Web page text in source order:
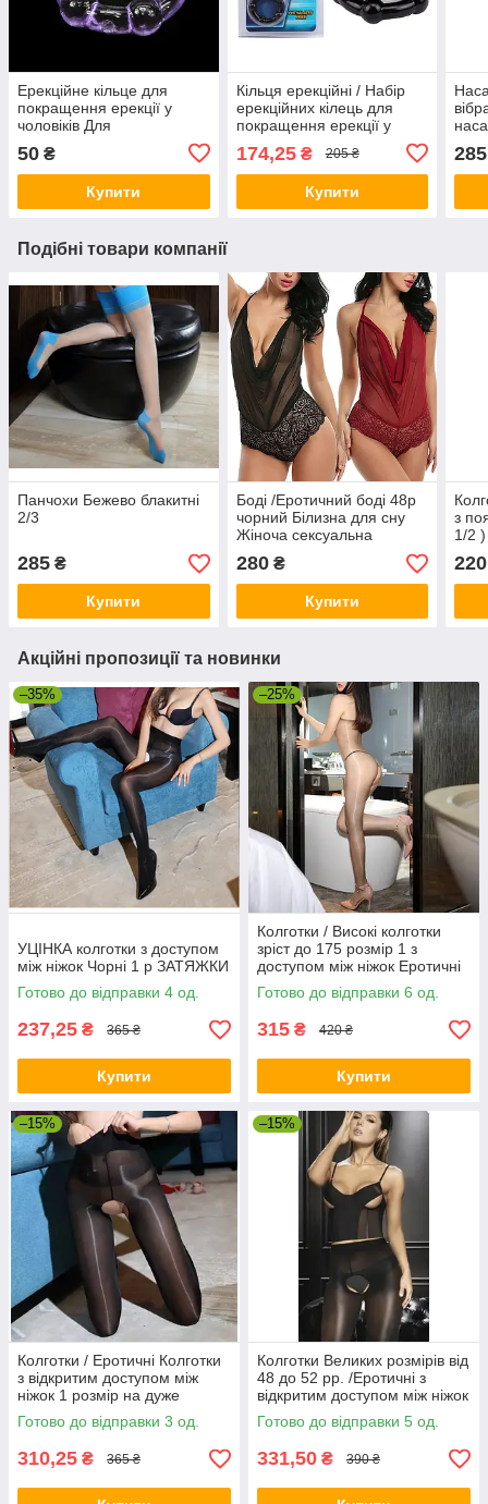
Ерекційне кільце для
покращення ерекції у
чоловіків Для
пролонгування статевого
акту
50 ₴
Купити
Кільця ерекційні / Набір
ерекційних кілець для
покращення ерекції у
пролонгування статевого
акту / Чорні
174,25₴ 205 ₴
Купити
285
Подібні товари компанії
Панчохи Бежево блакитні
2/3
285 ₴
Купити
Боді /Еротичний боді 48р
чорний Білизна для сну
Жіноча сексуальна
білизна
280₴
Купити
з
1/2
220
Акційні пропозиції та новинки
–35%
УЦІНКА колготки з доступом
між ніжок Чорні 1 р ЗАТЯЖКИ
Готово до відправки 4 од.
237,25 ₴ 365 ₴
Купити
–25%
Колготки / Високі колготки
зріст до 175 розмір 1 з
доступом між ніжок Еротичні
колготи
Готово до відправки 6 од.
315 ₴ 420 ₴
Купити
–15%
Колготки / Еротичні Колготки
з відкритим доступом між
ніжок 1 розмір на дуже
худеньких партнерів
Готово до відправки 3 од.
310,25 ₴ 365 ₴
–15%
Колготки Великих розмірів від
48 до 52 рр. /Еротичні з
відкритим доступом між ніжок
/ Дуже еластичні / для сексу
великих розмірів
Готово до відправки 5 од.
331,50 ₴ 390 ₴